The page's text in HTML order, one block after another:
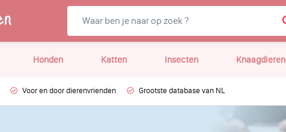
Honden Katten Insecten Knaagdieren
Voor en door dierenvrienden Grootste database van NL